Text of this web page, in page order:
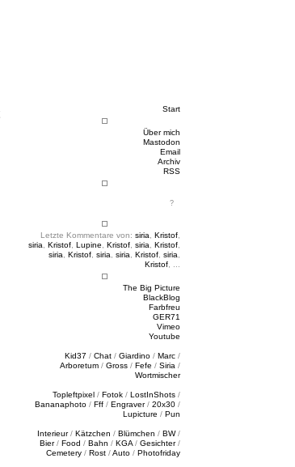
Start
Über mich
Mastodon
Email
Archiv
RSS
Letzte Kommentare von: siria Kristof
siria
Kristof Lupine Kristof siria Kristof
siria
Kristof siria siria Kristof siria
Kristof
The Big Picture
BlackBlog
Farbfreu
GER71
Vimeo
Youtube
Kid37 / Chat / Giardino / Marc /
Arboretum / Gross / Fefe / Siria /
Wortmischer
Topleftpixel / Fotok / LostInShots /
Bananaphoto / Fff / Engraver/ 20x30 /
Lupicture / Pun
Interieur/ Kätzchen / Blümchen / BW/
Bier/ Food / Bahn / KGA / Gesichter/
Cemetery / Rost /Auto / Photofriday